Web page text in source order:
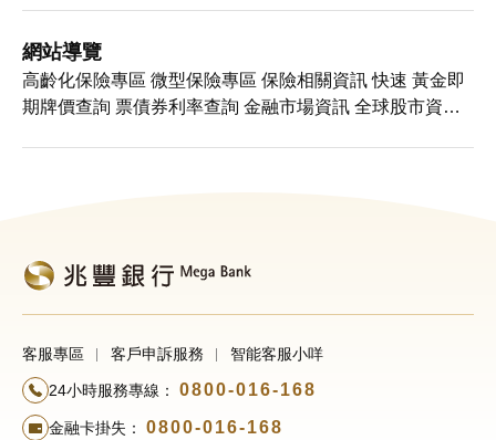
戶籍地及通訊地 客戶基本資料更新 線上啟用網銀非約定轉
帳
網站導覽
高齡化保險專區 微型保險專區 保險相關資訊 快速 黃金即
期牌價查詢 票債券利率查詢 金融市場資訊 全球股市資訊
客服專區 客戶申訴服務 智能客服小咩
24小時服務專線： 0800-016-168
金融卡掛失： 0800-016-168